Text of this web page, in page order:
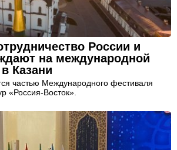
России и
на международной
Казани
частью Международного фестиваля
«Россия-Восток».